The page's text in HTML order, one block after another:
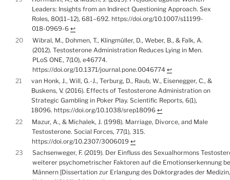
Leaders: Insights from an Indirect Questioning Approach. Sex
Roles, 80(11–12), 681–692. https://doi.org/10.1007/s11199-
018-0969-6 ↩︎
20
Wibral, M., Dohmen, T., Klingmüller, D., Weber, B., & Falk, A.
(2012). Testosterone Administration Reduces Lying in Men.
PLoS ONE, 7(10), e46774.
https://doi.org/10.1371/journal.pone.0046774 ↩︎
21
van Honk, J., Will, G.-J., Terburg, D., Raub, W., Eisenegger, C., &
Buskens, V. (2016). Effects of Testosterone Administration on
Strategic Gambling in Poker Play. Scientific Reports, 6(1),
18096. https://doi.org/10.1038/srep18096 ↩︎
22
Mazur, A., & Michalek, J. (1998). Marriage, Divorce, and Male
Testosterone. Social Forces, 77(1), 315.
https://doi.org/10.2307/3006019 ↩︎
23
Sachsenweger, F. (2019). Der Einfluss des Sexualhormons
weiterer psychometrischer Faktoren auf die Emotionserkennung
Männern [Dissertation zur Erlangung des Doktorgrades der Medizin,